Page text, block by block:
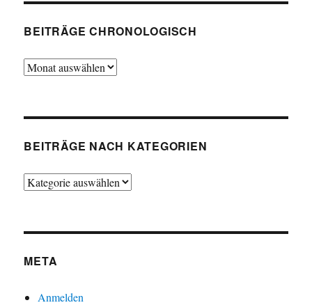
BEITRÄGE CHRONOLOGISCH
Beiträge
BEITRÄGE NACH KATEGORIEN
Beiträge
META
Anmelden